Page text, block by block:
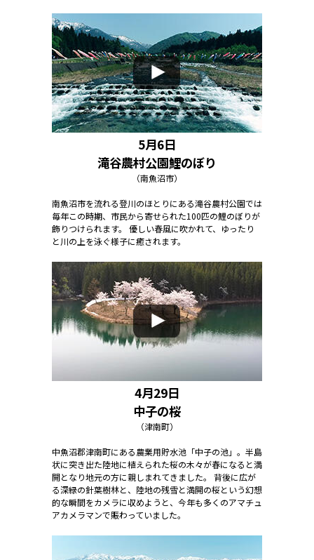
5月6日
滝谷農村公園鯉のぼり
（南魚沼市）
南魚沼市を流れる登川のほとりにある滝谷農村公園では
毎年この時期、市民から寄せられた100匹の鯉のぼりが
飾りつけられます。 優しい春風に吹かれて、ゆったり
と川の上を泳ぐ様子に癒されます。
4月29日
中子の桜
（津南町）
中魚沼郡津南町にある農業用貯水池「中子の池」。半島
状に突き出た陸地に植えられた桜の木々が春になると満
開となり地元の方に親しまれてきました。 背後に広が
る深緑の針葉樹林と、陸地の残雪と満開の桜という幻想
的な瞬間をカメラに収めようと、今年も多くのアマチュ
アカメラマンで賑わっていました。